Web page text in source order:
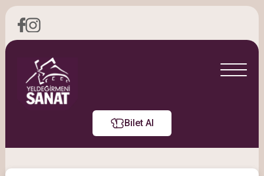
Bilet Al